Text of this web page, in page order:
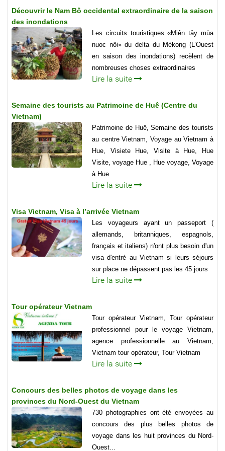
Découvrir le Nam Bô occidental extraordinaire de la saison
des inondations
Les circuits touristiques «Miên tây mùa
nuoc nôi» du delta du Mékong (L’Ouest
en saison des inondations) recèlent de
nombreuses choses extraordinaires
Lire la suite
Semaine des tourists au Patrimoine de Huê (Centre du
Vietnam)
Patrimoine de Huê, Semaine des tourists
au centre Vietnam, Voyage au Vietnam à
Hue, Visiete Hue, Visite à Hue, Hue
Visite, voyage Hue , Hue voyage, Voyage
à Hue
Lire la suite
Visa Vietnam, Visa à l’arrivée Vietnam
Les voyageurs ayant un passeport (
allemands, britanniques, espagnols,
français et italiens) n'ont plus besoin d'un
visa d'entré au Vietnam si leurs séjours
sur place ne dépassent pas les 45 jours
Lire la suite
Tour opérateur Vietnam
Tour opérateur Vietnam, Tour opérateur
professionnel pour le voyage Vietnam,
agence professionnelle au Vietnam,
Vietnam tour opérateur, Tour Vietnam
Lire la suite
Concours des belles photos de voyage dans les
provinces du Nord-Ouest du Vietnam
730 photographies ont été envoyées au
concours des plus belles photos de
voyage dans les huit provinces du Nord-
Ouest...